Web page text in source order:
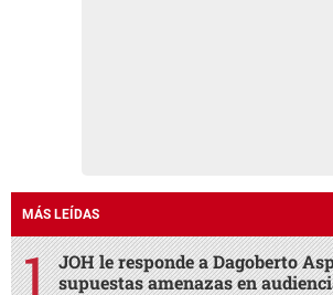
MÁS LEÍDAS
JOH le responde a Dagoberto
supuestas amenazas en